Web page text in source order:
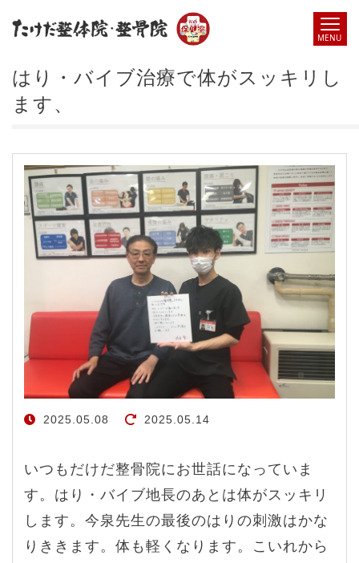
はり・バイブ治療で体がスッキリし
ます、
2025.05.08 2025.05.14
いつもだけだ整骨院にお世話になっていま
す。はり・バイブ地長のあとは体がスッキリ
します。今泉先生の最後のはりの刺激はかな
りききます。体も軽くなります。こいれから